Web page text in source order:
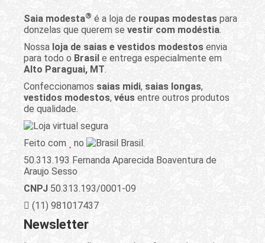
Saia modesta® é a loja de roupas modestas para
donzelas que querem se vestir com modéstia.
Nossa loja de saias e vestidos modestos envia
para todo o Brasil e entrega especialmente em
Alto Paraguai, MT.
Confeccionamos saias midi, saias longas,
vestidos modestos, véus entre outros produtos
de qualidade.
Feito com no
Brasil.
50.313.193 Fernanda Aparecida Boaventura de
Araujo Sesso
CNPJ 50.313.193/0001-09
(11) 981017437
Newsletter